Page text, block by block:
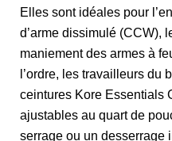
Elles sont idéales pour
d’arme dissimulé (CCW),
maniement des armes à
l’ordre, les travailleurs du
ceintures Kore Essentials
ajustables au quart de
serrage ou un desserrage